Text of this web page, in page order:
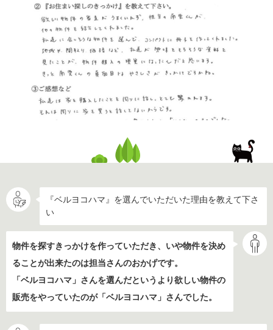
『ベルヨコハマ』を選んでいただいた理由を教えて下さ
い
物件を探すきっかけを作っていただき、いや物件を決め
ることが出来たのは担当さんのおかげです。
「ベルヨコハマ」さんを選んだというより欲しい物件の
販売をやっていたのが「ベルヨコハマ」さんでした。